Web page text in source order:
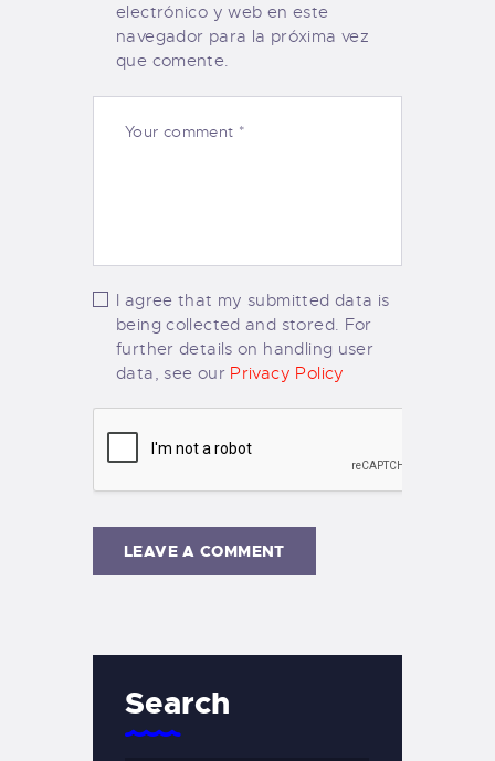
electrónico y web en este
navegador para la próxima vez
que comente.
I agree that my submitted data is
being collected and stored. For
further details on handling user
data, see our Privacy Policy
Search